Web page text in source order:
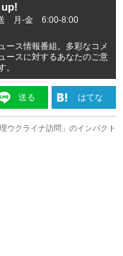
送 月-金 6:00-8:00
ース情報番組。多彩なコメ
ースに対するあなたのご意
。
送る はてな
ウクライナ訪問」のインパクト